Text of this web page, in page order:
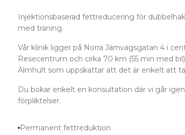
Injektionsbaserad fettreducering för
med träning.
Vår klinik ligger på Norra Järnvägsgatan 4 i
Resecentrum och cirka 70 km (55 min med
Älmhult som uppskattar att det är enkelt att
Du bokar enkelt en konsultation där vi går
förpliktelser.
Permanent fettreduktion